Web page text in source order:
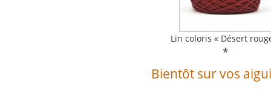
Lin coloris « Désert
*
Bientôt sur vos